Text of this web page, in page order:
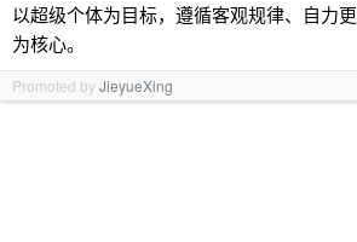
以超级个体为目标，遵循客观规律、自力
为核心。
Promoted byJieyueXing